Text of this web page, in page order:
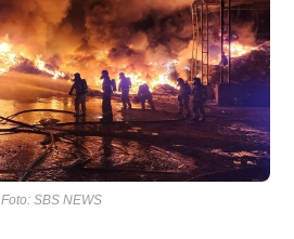
Foto: SBS NEWS